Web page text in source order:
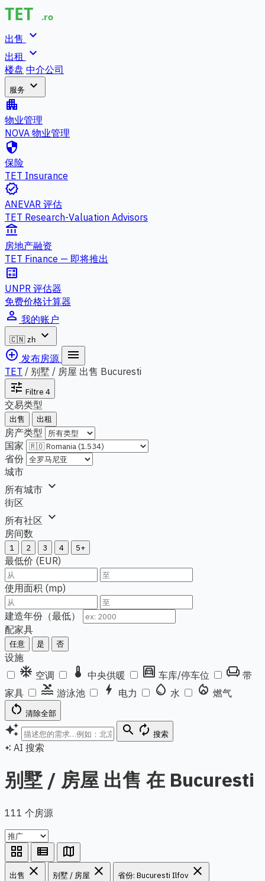
出售 expand_more
出租 expand_more
楼盘 中介公司
服务 expand_more
apartment
物业管理
NOVA 物业管理
security
保险
TET Insurance
verified
ANEVAR 评估
TET Research-Valuation Advisors
account_balance
房地产融资
TET Finance — 即将推出
calculate
UNPR 评估器
免费价格计算器
person_outline 我的账户
🇨🇳 zh
expand_more
add_circle_outline 发布房源 menu
TET / 别墅 / 房屋 出售 Bucuresti
tune Filtre 4
交易类型
出售 出租
房产类型
国家
省份
城市
所有城市 expand_more
街区
所有社区 expand_more
房间数
1 2 3 4 5+
最低价 (EUR)
使用面积 (mp)
建造年份（最低）
配家具
任意 是 否
设施
ac_unit 空调 thermostat 中央供暖 garage 车库/停车位 chair 带
家具
pool 游泳池 bolt 电力 water_drop 水 local_fire_department 燃气
restart_alt 清除全部
auto_awesome search autorenew 搜索
auto_awesome AI 搜索
别墅 / 房屋 出售 在 Bucuresti
111 个房源
grid_view view_list map
出售 close 别墅 / 房屋 close 省份: Bucuresti Ilfov close